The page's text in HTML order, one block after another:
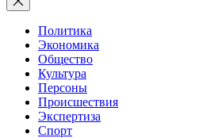
Политика
Экономика
Общество
Культура
Персоны
Происшествия
Экспертиза
Спорт